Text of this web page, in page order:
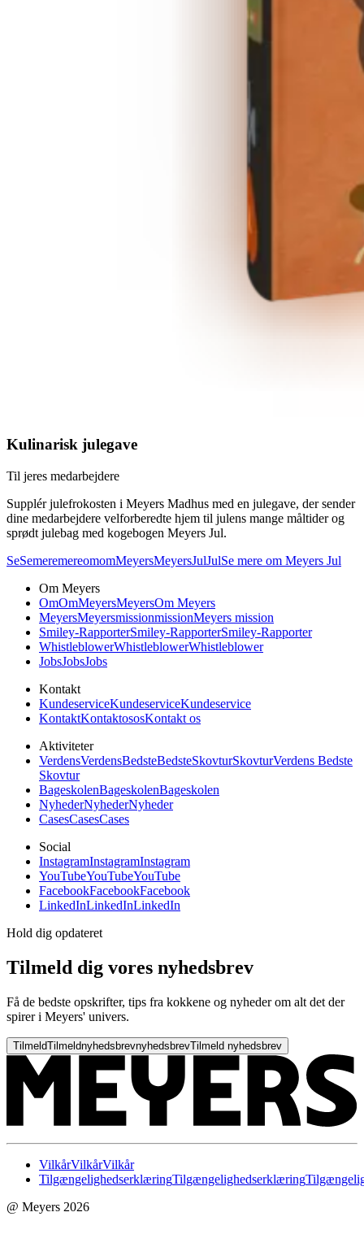
Kulinarisk julegave
Til jeres medarbejdere
Supplér julefrokosten i Meyers Madhus med en julegave, der sender
dine medarbejdere velforberedte hjem til julens mange måltider og
sprødt julebag med kogebogen Meyers Jul.
SeSemeremereomomMeyersMeyersJulJulSe mere om Meyers Jul
Om Meyers
OmOmMeyersMeyersOm Meyers
MeyersMeyersmissionmissionMeyers mission
Smiley-RapporterSmiley-RapporterSmiley-Rapporter
WhistleblowerWhistleblowerWhistleblower
JobsJobsJobs
Kontakt
KundeserviceKundeserviceKundeservice
KontaktKontaktososKontakt os
Aktiviteter
VerdensVerdensBedsteBedsteSkovturSkovturVerdens Bedste
Skovtur
BageskolenBageskolenBageskolen
NyhederNyhederNyheder
CasesCasesCases
Social
InstagramInstagramInstagram
YouTubeYouTubeYouTube
FacebookFacebookFacebook
LinkedInLinkedInLinkedIn
Hold dig opdateret
Tilmeld dig vores nyhedsbrev
Få de bedste opskrifter, tips fra kokkene og nyheder om alt det der
spirer i Meyers' univers.
TilmeldTilmeldnyhedsbrevnyhedsbrevTilmeld nyhedsbrev
VilkårVilkårVilkår
TilgængelighedserklæringTilgængelighedserklæring
@ Meyers 2026